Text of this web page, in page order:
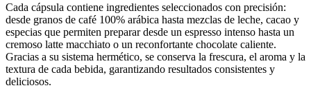
Cada cápsula contiene ingredientes seleccionados con precisión:
desde granos de café 100% arábica hasta mezclas de leche, cacao y
especias que permiten preparardesde un espresso intenso hasta un
cremoso latte macchiato o un reconfortante chocolate caliente.
Gracias a su sistema hermético, se conserva la frescura, el aroma y la
textura de cada bebida, garantizando resultados consistentes y
deliciosos.